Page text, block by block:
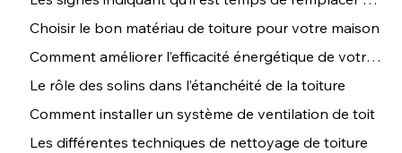
Choisir le bon matériau de toiture pour votre maison
Comment améliorer l’efficacité énergétique de votre toiture
Le rôle des solins dans l’étanchéité de la toiture
Comment installer un système de ventilation de toit
Les différentes techniques de nettoyage de toiture